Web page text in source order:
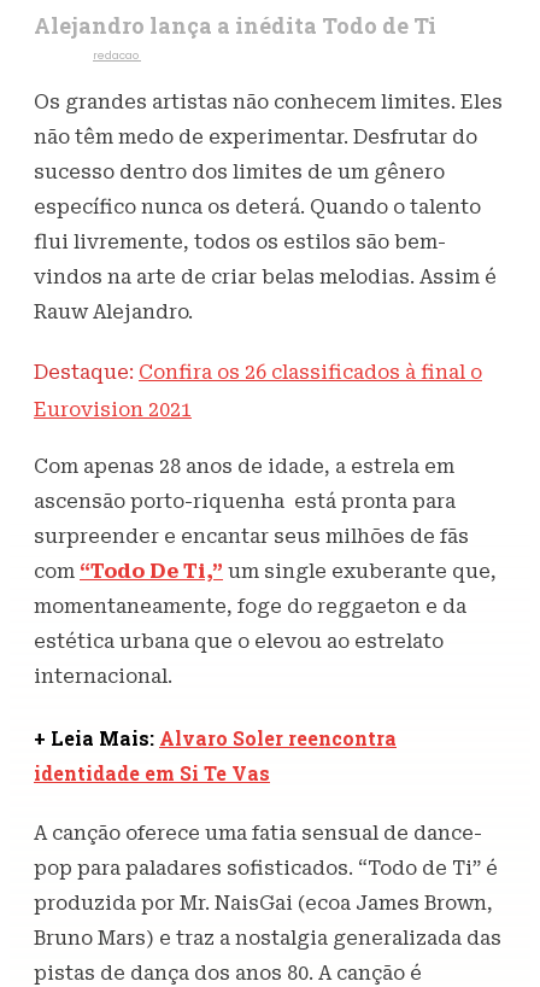
Alejandro lança a inédita Todo de Ti
redacao
Os grandes artistas não conhecem limites. Eles
não têm medo de experimentar. Desfrutar do
sucesso dentro dos limites de um gênero
específico nunca os deterá. Quando o talento
flui livremente, todos os estilos são bem-
vindos na arte de criar belas melodias. Assim é
Rauw Alejandro.
Destaque: Confira os 26 classificados à final o
Eurovision 2021
Com apenas 28 anos de idade, a estrela em
ascensão porto-riquenha está pronta para
surpreender e encantar seus milhões de fãs
com “Todo De Ti,” um single exuberante que,
momentaneamente, foge do reggaeton e da
estética urbana que o elevou ao estrelato
internacional.
+ Leia Mais: Alvaro Soler reencontra
identidade em Si Te Vas
A canção oferece uma fatia sensual de dance-
pop para paladares sofisticados. “Todo de Ti” é
produzida por Mr. NaisGai (ecoa James Brown,
Bruno Mars) e traz a nostalgia generalizada das
pistas de dança dos anos 80. A canção é